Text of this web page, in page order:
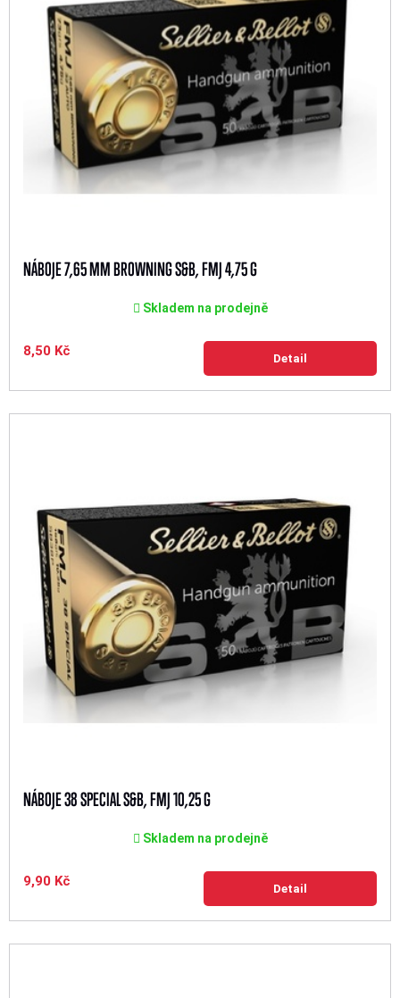
NÁBOJE 7,65 MM BROWNING S&B, FMJ 4,75 G
Skladem na prodejně
8,50 Kč Detail
NÁBOJE 38 SPECIAL S&B, FMJ 10,25 G
Skladem na prodejně
9,90 Kč Detail